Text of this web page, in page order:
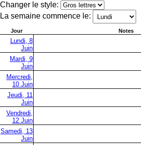
Changer le style:
La semaine commence le:
Jour Notes
Lundi, 8
Juin
Mardi, 9
Juin
Mercredi,
10 Juin
Jeudi, 11
Juin
Vendredi,
12 Juin
Samedi, 13
Juin